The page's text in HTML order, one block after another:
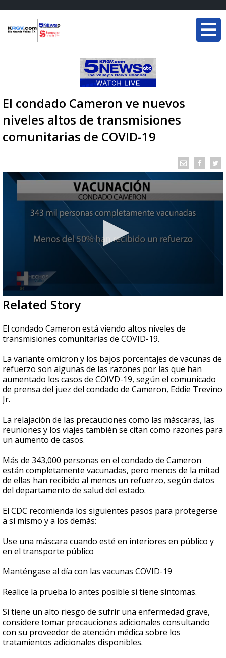
El condado Cameron ve nuevos
niveles altos de transmisiones
comunitarias de COVID-19
0
seconds
of
41
seconds
Related Story
El condado Cameron está viendo altos niveles de
transmisiones comunitarias de COVID-19.
La variante omicron y los bajos porcentajes de vacunas de
refuerzo son algunas de las razones por las que han
aumentado los casos de COIVD-19, según el comunicado
de prensa del juez del condado de Cameron, Eddie Trevino
Jr.
La relajación de las precauciones como las máscaras, las
reuniones y los viajes también se citan como razones para
un aumento de casos.
Más de 343,000 personas en el condado de Cameron
están completamente vacunadas, pero menos de la mitad
de ellas han recibido al menos un refuerzo, según datos
del departamento de salud del estado.
El CDC recomienda los siguientes pasos para protegerse
a sí mismo y a los demás:
Use una máscara cuando esté en interiores en público y
en el transporte público
Manténgase al día con las vacunas COVID-19
Realice la prueba lo antes posible si tiene síntomas.
Si tiene un alto riesgo de sufrir una enfermedad grave,
considere tomar precauciones adicionales consultando
con su proveedor de atención médica sobre los
tratamientos adicionales disponibles.